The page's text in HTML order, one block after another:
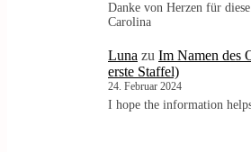
Danke von Herzen für
Carolina
Luna zu Im Namen des
erste Staffel)
24. Februar 2024
I hope the information